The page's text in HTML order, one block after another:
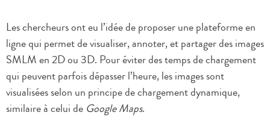
Les chercheurs ont eu l’idée de proposer une plateforme en
ligne qui permet de visualiser, annoter, et partager des images
SMLM en 2D ou 3D. Pour éviter des temps de chargement
qui peuvent parfois dépasser l’heure, les images sont
visualisées selon un principe de chargement dynamique,
similaire à celui de Google Maps.